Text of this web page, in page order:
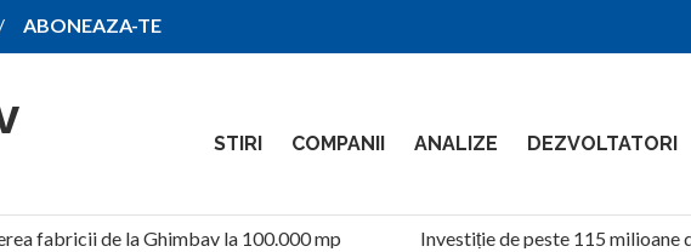
ABONEAZA-TE
STIRI COMPANII ANALIZE DEZVOLTATORI
fabricii de la Ghimbav la 100.000 mp Investiție de peste 115 milioane